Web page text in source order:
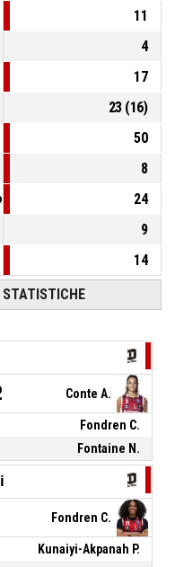
11
4
17
23(16)
50
8
24
9
14
Conte A.
Fondren C.
Fontaine N.
Fondren C.
Kunaiyi-Akpanah P.